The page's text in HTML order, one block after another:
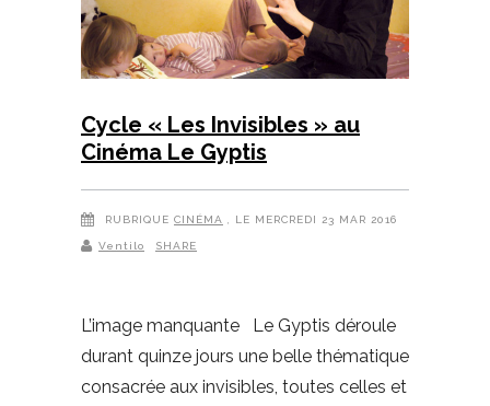
Cycle « Les Invisibles » au
Cinéma Le Gyptis
RUBRIQUE CINÉMA , LE MERCREDI 23 MAR 2016
Ventilo SHARE
L’image manquante Le Gyptis déroule
durant quinze jours une belle thématique
consacrée aux invisibles, toutes celles et